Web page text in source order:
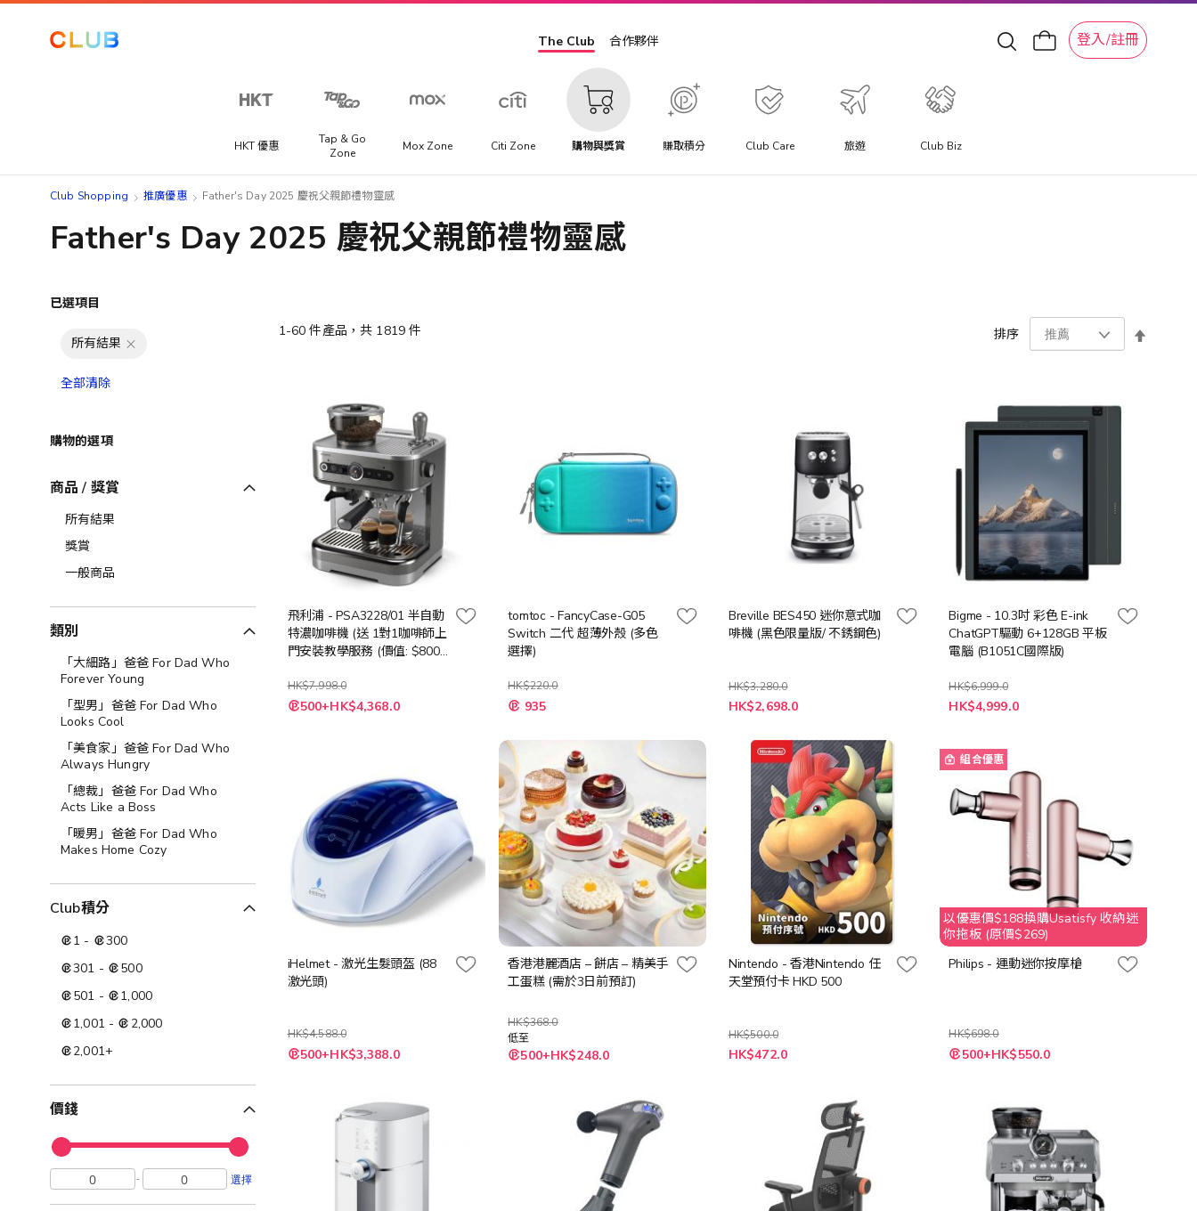
The Club 合作夥伴 登入/註冊
HKT 優惠
Tap & Go
Zone
Mox Zone Citi Zone 購物與獎賞 賺取積分 Club Care 旅遊 Club Biz
Club Shopping 推廣優惠 Father's Day 2025 慶祝父親節禮物靈感
Father's Day 2025 慶祝父親節禮物靈感
1-60 件產品，共 1819件 排序
飛利浦 - PSA3228/01 半自動
特濃咖啡機 (送 1對1咖啡師上
門安裝教學服務 (價值: $800),
HK$7,998.0
特
殊 500+HK$4,368.0
tomtoc - FancyCase-G05
Switch 二代 超薄外殼 (多色
選擇)
HK$220.0
935
Breville BES450 迷你意式咖
啡機 (黑色限量版/ 不銹鋼色)
HK$3,280.0
HK$2,698.0
Bigme - 10.3吋 彩色 E-ink
ChatGPT驅動 6+128GB 平板
電腦 (B1051C國際版)
HK$6,999.0
特
殊
HK$4,999.0
iHelmet - 激光生髮頭盔 (88
激光頭)
HK$4,588.0
特
殊 500+HK$3,388.0
香港港麗酒店 – 餅店 – 精美手
工蛋糕 (需於3日前預訂)
HK$368.0
低至
500+HK$248.0
Nintendo - 香港Nintendo 任
天堂預付卡 HKD 500
HK$500.0
特
殊
HK$472.0
組合優惠
以優惠價$188換購Usatisfy 收納迷
你拖板 (原價$269)
Philips - 運動迷你按摩槍
HK$698.0
特
殊 500+HK$550.0
已選項目
所有結果
全部清除
購物的選項
商品 / 獎賞
所有結果
獎賞
一般商品
類別
「大細路」爸爸 For Dad Who
Forever Young
「型男」爸爸 For Dad Who
Looks Cool
「美食家」爸爸 For Dad Who
Always Hungry
「總裁」爸爸 For Dad Who
Acts Like a Boss
「暖男」爸爸 For Dad Who
Makes Home Cozy
Club積分
1 -
300
301 -
500
501 -
1,000
1,001 -
2,000
2,001+
價錢
- 選擇